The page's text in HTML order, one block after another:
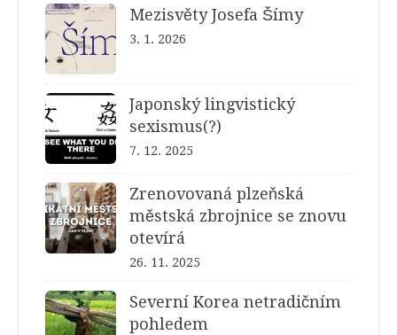
Mezisvěty Josefa Šímy
3. 1. 2026
Japonský lingvistický
sexismus(?)
7. 12. 2025
Zrenovovaná plzeňská
městská zbrojnice se znovu
otevírá
26. 11. 2025
Severní Korea netradičním
pohledem